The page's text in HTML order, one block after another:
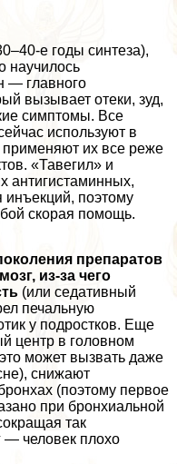
е годы синтеза),
научилось
— главного
вызывает отеки, зуд,
симптомы. Все
используют в
применяют их все реже
«Тавегил» и
антигистаминных,
поэтому
скорая помощь.
препаратов
из-за чего
(или седативный
печальную
у подростков. Еще
центр в головном
может вызвать даже
снижают
(поэтому первое
при бронхиальной
так
— человек плохо